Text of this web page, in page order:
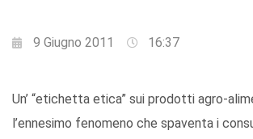
9 Giugno 2011 16:37
Un’ “etichetta etica” sui prodotti agro-
l’ennesimo fenomeno che spaventa i